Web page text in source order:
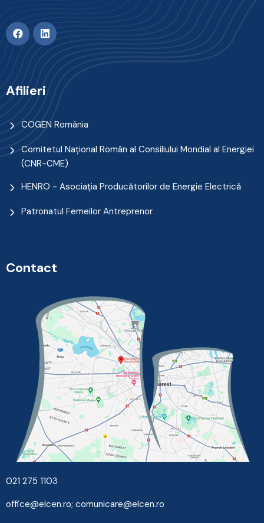
Afilieri
COGEN România
Comitetul Naţional Român al Consiliului Mondial al Energiei
(CNR-CME)
HENRO - Asociația Producătorilor de Energie Electrică
Patronatul Femeilor Antreprenor
Contact
021 275 1103
office@elcen.ro; comunicare@elcen.ro